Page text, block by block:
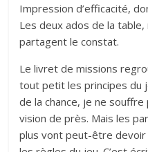
Impression d’efficacité,
Les deux ados de la
partagent le constat.
Le livret de missions
tout petit les principes du
de la chance, je ne
vision de près. Mais les
plus vont peut-être